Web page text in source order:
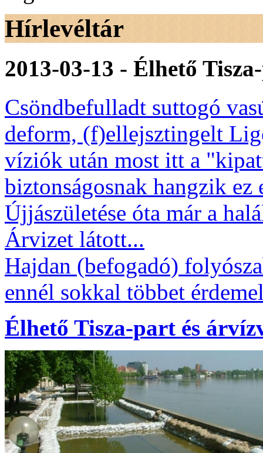
Hírlevéltár
2013-03-13 - Élhető
Csöndbefulladt suttogó
deform, (f)ellejsztingelt
víziók után most itt a
biztonságosnak hangzik ez
Újjászületése óta már a
Árvizet látott...
Hajdan (befogadó)
ennél sokkal többet
Élhető Tisza-part és